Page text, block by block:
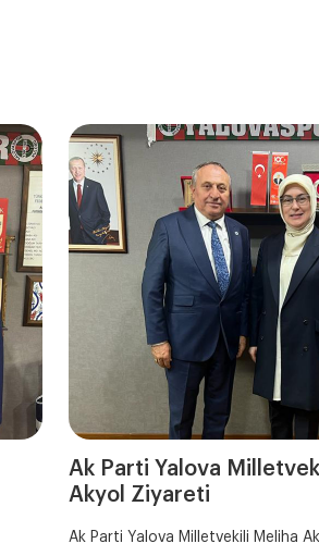
Ak Parti Yalova
Akyol Ziyareti
Ak Parti Yalova Milletvekili Meliha